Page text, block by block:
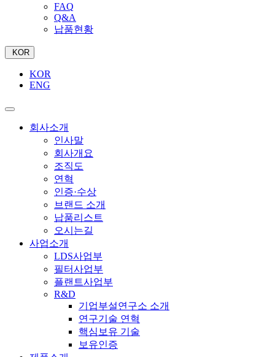
FAQ
Q&A
납품현황
KOR
KOR
ENG
회사소개
인사말
회사개요
조직도
연혁
인증·수상
브랜드 소개
납품리스트
오시는길
사업소개
LDS사업부
필터사업부
플랜트사업부
R&D
기업부설연구소 소개
연구기술 연혁
핵심보유 기술
보유인증